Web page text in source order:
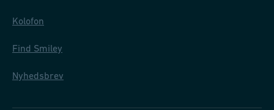
Kolofon
Find Smiley
Nyhedsbrev